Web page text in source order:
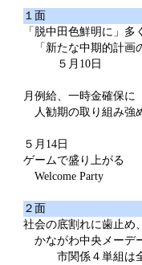
１面
「脱中田色鮮明に」
「新たな中期的計画
５月10日
月例給、一時金確保に
人勧期の取り組み強
５月14日
ゲームで盛り上がる
Welcome Party
２面
社会の底割れに歯止め
かながわ中央メーデ
市関係４単組は全